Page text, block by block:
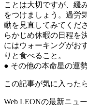
ことは大切ですが、緩
をつけましょう。過労
動を見直してみてくだ
らかじめ休暇の日程を
にはウォーキングがお
りと食べること。
● その他の本命星の運
この記事が気に入った
Web LEONの最新ニュ